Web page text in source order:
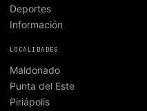
Deportes
Información
LOCALIDADES
Maldonado
Punta del Este
Piriápolis